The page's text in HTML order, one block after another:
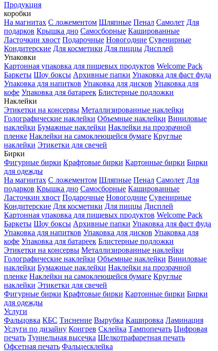
Продукция
коробки
На магнитах С ложементом Шляпные Пенал Самолет Для
подарков Крышка дно Самосборные Кашированные
Ласточкин хвост Подарочные Новогодние Сувенирные
Кондитерские Для косметики Для пиццы Дисплей
Упаковки
Картонная упаковка для пищевых продуктов Welcome Pack
Баркеты Шоу боксы Архивные папки Упаковка для фаст фуда
Упаковка для напитков Упаковка для дисков Упаковка для
кофе Упаковка для батареек Блистерные подложки
Наклейки
Этикетки на консервы Металлизированные наклейки
Голографические наклейки Объемные наклейки Виниловые
наклейки Бумажные наклейки Наклейки на прозрачной
пленке Наклейки на самоклеющейся бумаге Круглые
наклейки Этикетки для свечей
Бирки
Фигурные бирки Крафтовые бирки Картонные бирки Бирки
для одежды
На магнитах С ложементом Шляпные Пенал Самолет Для
подарков Крышка дно Самосборные Кашированные
Ласточкин хвост Подарочные Новогодние Сувенирные
Кондитерские Для косметики Для пиццы Дисплей
Картонная упаковка для пищевых продуктов Welcome Pack
Баркеты Шоу боксы Архивные папки Упаковка для фаст фуда
Упаковка для напитков Упаковка для дисков Упаковка для
кофе Упаковка для батареек Блистерные подложки
Этикетки на консервы Металлизированные наклейки
Голографические наклейки Объемные наклейки Виниловые
наклейки Бумажные наклейки Наклейки на прозрачной
пленке Наклейки на самоклеющейся бумаге Круглые
наклейки Этикетки для свечей
Фигурные бирки Крафтовые бирки Картонные бирки Бирки
для одежды
Услуги
Фальцовка КБС Тиснение Вырубка Кашировка Ламинация
Услуги по дизайну Конгрев Склейка Тампопечать Цифровая
печать Туннельная высечка Шелкотрафаретная печать
Офсетная печать Фальцесклейка